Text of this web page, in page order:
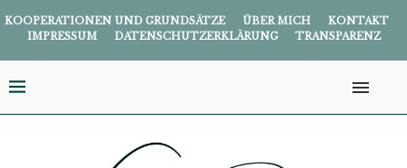
KOOPERATIONEN UND GRUNDSÄTZE ÜBER MICH
KONTAKT
IMPRESSUM
DATENSCHUTZERKLÄRUNG TRANSPARENZ